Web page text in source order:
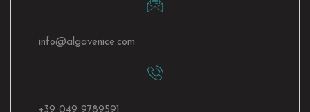
info@algavenice.com